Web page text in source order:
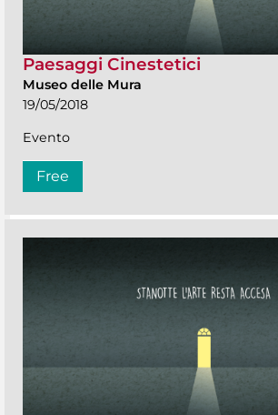
Paesaggi Cinestetici
Museo delle Mura
19/05/2018
Evento
Free